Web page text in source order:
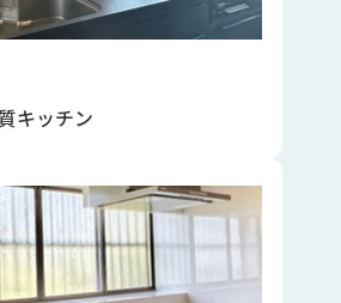
キッチン